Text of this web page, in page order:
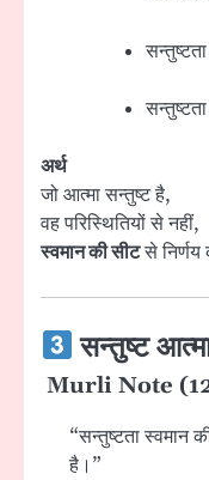
अर्थ
जो आत्मा सन्तुष्ट है,
वह परिस्थितियों से नहीं,
स्वमान की सीटसे निर्णय
सन्तुष्ट
Murli Note
“सन्तुष्टता स्वमान
है।”